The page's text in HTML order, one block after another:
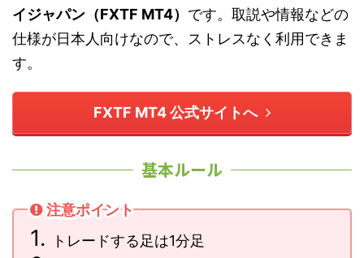
イジャパン（FXTF MT4） です。取説や情報などの
仕様が日本人向けなので、ストレスなく利用できま
す。
FXTF MT4 公式サイトへ
基本ルール
注意ポイント
トレードする足は1分足